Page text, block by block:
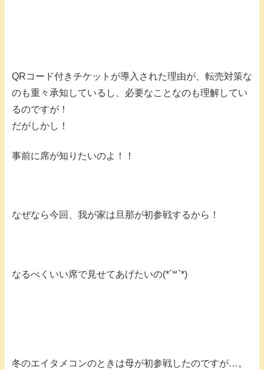
QRコード付きチケットが導入された理由が、転売対策な
のも重々承知しているし、必要なことなのも理解してい
るのですが！
だがしかし！
事前に席が知りたいのよ！！
なぜなら今回、我が家は旦那が初参戦するから！
なるべくいい席で見せてあげたいの(*´꒳`*)
冬のエイタメコンのときは母が初参戦したのですが…。